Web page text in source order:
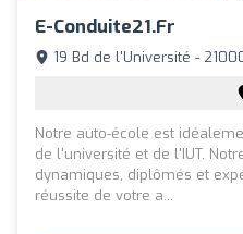
E-Conduite21.Fr
19 Bd de l'Université -
Notre auto-école est
de l'université et de l'IUT.
dynamiques, diplômés et
réussite de votre a...